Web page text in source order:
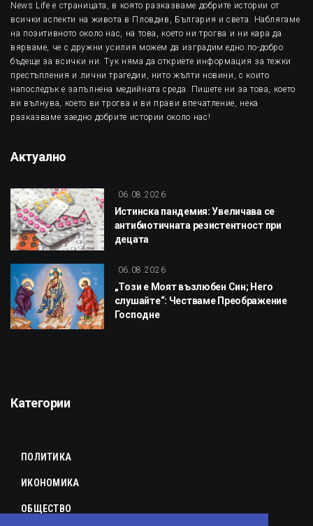
News Life е страницата, в която разказваме добрите истории от
всички аспекти на живота в Пловдив, България и света. Наблягаме
на позитивното около нас, на това, което ни трогва и ни кара да
вярваме, че с дружни усилия можем да изградим едно по-добро
бъдеще за всички ни. Тук няма да откриете информация за тежки
престъпления и лични трагедии, нито жълти новини, с които
напоследък е запълнена медийната среда. Пишете ни за това, което
ви вълнува, което ви трогва и ви прави впечатление, нека
разказваме заедно добрите истории около нас!
Актуално
06.08.2026
Истинска пандемия: Увеличава се
антибиотичната резистентност при
децата
06.08.2026
„Този е Моят възлюбен Син; Него
слушайте“: Честваме Преображение
Господне
Категории
ПОЛИТИКА
ИКОНОМИКА
ОБЩЕСТВО